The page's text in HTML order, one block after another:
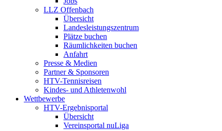
LLZ Offenbach
Übersicht
Landesleistungszentrum
Plätze buchen
Räumlichkeiten buchen
Anfahrt
Presse & Medien
Partner & Sponsoren
HTV-Tennisreisen
Kindes- und Athletenwohl
Wettbewerbe
HTV-Ergebnisportal
Übersicht
Vereinsportal nuLiga